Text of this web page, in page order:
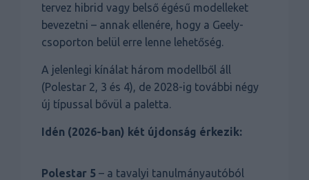
tervez hibrid vagy belső égésű modelleket
bevezetni – annak ellenére, hogy a Geely-
csoporton belül erre lenne lehetőség.
A jelenlegi kínálat három modellből áll
(Polestar 2, 3 és 4), de 2028-ig további négy
új típussal bővül a paletta.
Idén (2026-ban) két újdonság érkezik:
Polestar 5 – a tavalyi tanulmányautóból